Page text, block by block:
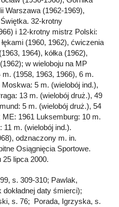
Warszawa (1962-1969),
32-krotny
i 12-krotny mistrz Polski:
(1960, 1962), ćwiczenia
1964), kółka (1962),
w wieloboju na MP
(1958, 1963, 1966), 6 m.
5 m. (wielobój ind.),
13 m. (wielobój druż.), 49
5 m. (wielobój druż.), 54
1961 Luksemburg: 10 m.
11 m. (wielobój ind.).
odznaczony m. in.
Osiągnięcia Sportowe.
25 lipca 2000.
s. 309-310; Pawlak,
daty śmierci);
s. 76; Porada, Igrzyska, s.